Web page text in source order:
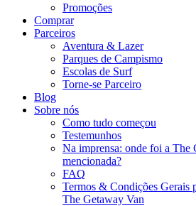
Promoções
Comprar
Parceiros
Aventura & Lazer
Parques de Campismo
Escolas de Surf
Torne-se Parceiro
Blog
Sobre nós
Como tudo começou
Testemunhos
Na imprensa: onde foi a The
mencionada?
FAQ
Termos & Condições Gerais
The Getaway Van